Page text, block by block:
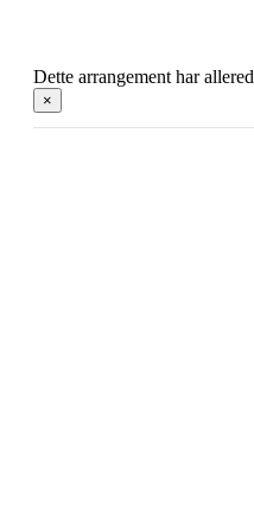
Dette arrangement har
×